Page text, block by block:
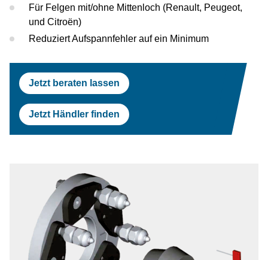
Für Felgen mit/ohne Mittenloch (Renault, Peugeot,
und Citroën)
Reduziert Aufspannfehler auf ein Minimum
Jetzt beraten lassen
Jetzt Händler finden
Prüfstraßen
Scheinwerferprüfung
Radwuchtmaschinen
Reifenmontiergeräte
OEM Freigaben
Tesla
Porsche
Volvo
Renault
Maserati
Scheinwerferprüfung
Radwuchtmaschinen
Reifenmontiergeräte
Reifenservice
OEM Freigaben